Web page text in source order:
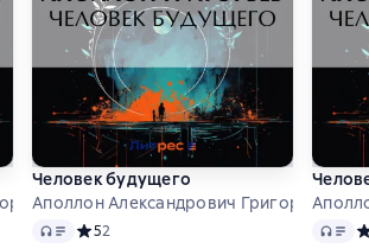
0 оценок
Человек будущего
Аполлон Александрович Григорьев
Audio Средний рейтинг 5 на основе 2 оценок
52 Audio